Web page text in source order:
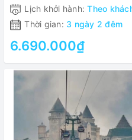
Lịch khởi hành:Theo
Thời gian: 3 ngày 2 đêm
6.690.000₫